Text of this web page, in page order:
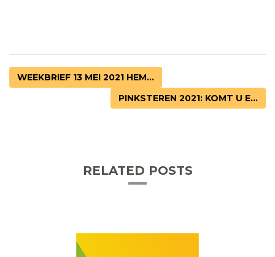
WEEKBRIEF 13 MEI 2021 HEM...
PINKSTEREN 2021: KOMT U E...
RELATED POSTS